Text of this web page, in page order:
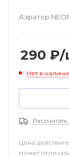
Аэратор
290 ₽/
Нет в
Цена
может